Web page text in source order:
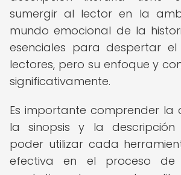
sumergir al lector en la
mundo emocional de la
esenciales para despertar
lectores, pero su enfoque y
significativamente.
Es importante comprender la
la sinopsis y la
poder utilizar cada
efectiva en el proceso de